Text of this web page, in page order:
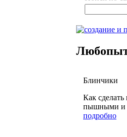
Блинчики
Как
пышными и
подробно